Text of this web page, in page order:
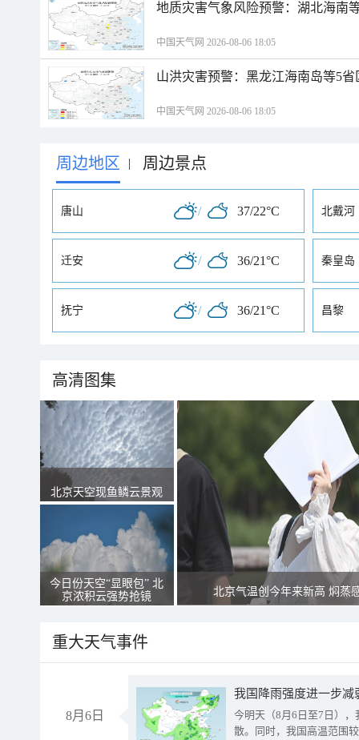
地质灾害气象风险预警：湖北海南
中国天气网 2026-08-06 18:05
山洪灾害预警：黑龙江海南岛等5
中国天气网 2026-08-06 18:05
周边地区 | 周边景点
唐山 / 37/22°C 北戴河
迁安 / 36/21°C 秦皇岛
抚宁 / 36/21°C 昌黎
高清图集
北京天空现鱼鳞云景观
今日份天空“显眼包” 北
京浓积云强势抢镜
北京气温创今年来新高 焖蒸
重大天气事件
8月6日
今明天（8月6日至7日）
散。同时，我国高温范围